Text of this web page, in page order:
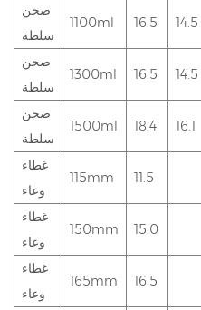
صحن
سلطة
1100ml 16.5 14.5
صحن
سلطة
1300ml 16.5 14.5
صحن
سلطة
1500ml 18.4 16.1
غطاء
وعاء
115mm 11.5
غطاء
وعاء
150mm 15.0
غطاء
وعاء
165mm 16.5